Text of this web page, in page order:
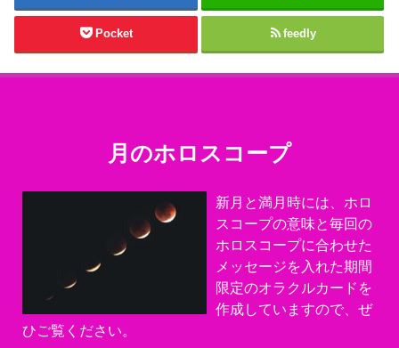
Pocket feedly
月のホロスコープ
新月と満月時には、ホロ
スコープの意味と毎回の
ホロスコープに合わせた
メッセージを入れた期間
限定のオラクルカードを
作成していますので、ぜ
ひご覧ください。